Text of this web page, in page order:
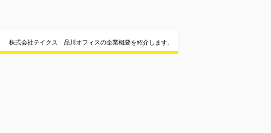
株式会社テイクス 品川オフィスの企業概要を紹介します。